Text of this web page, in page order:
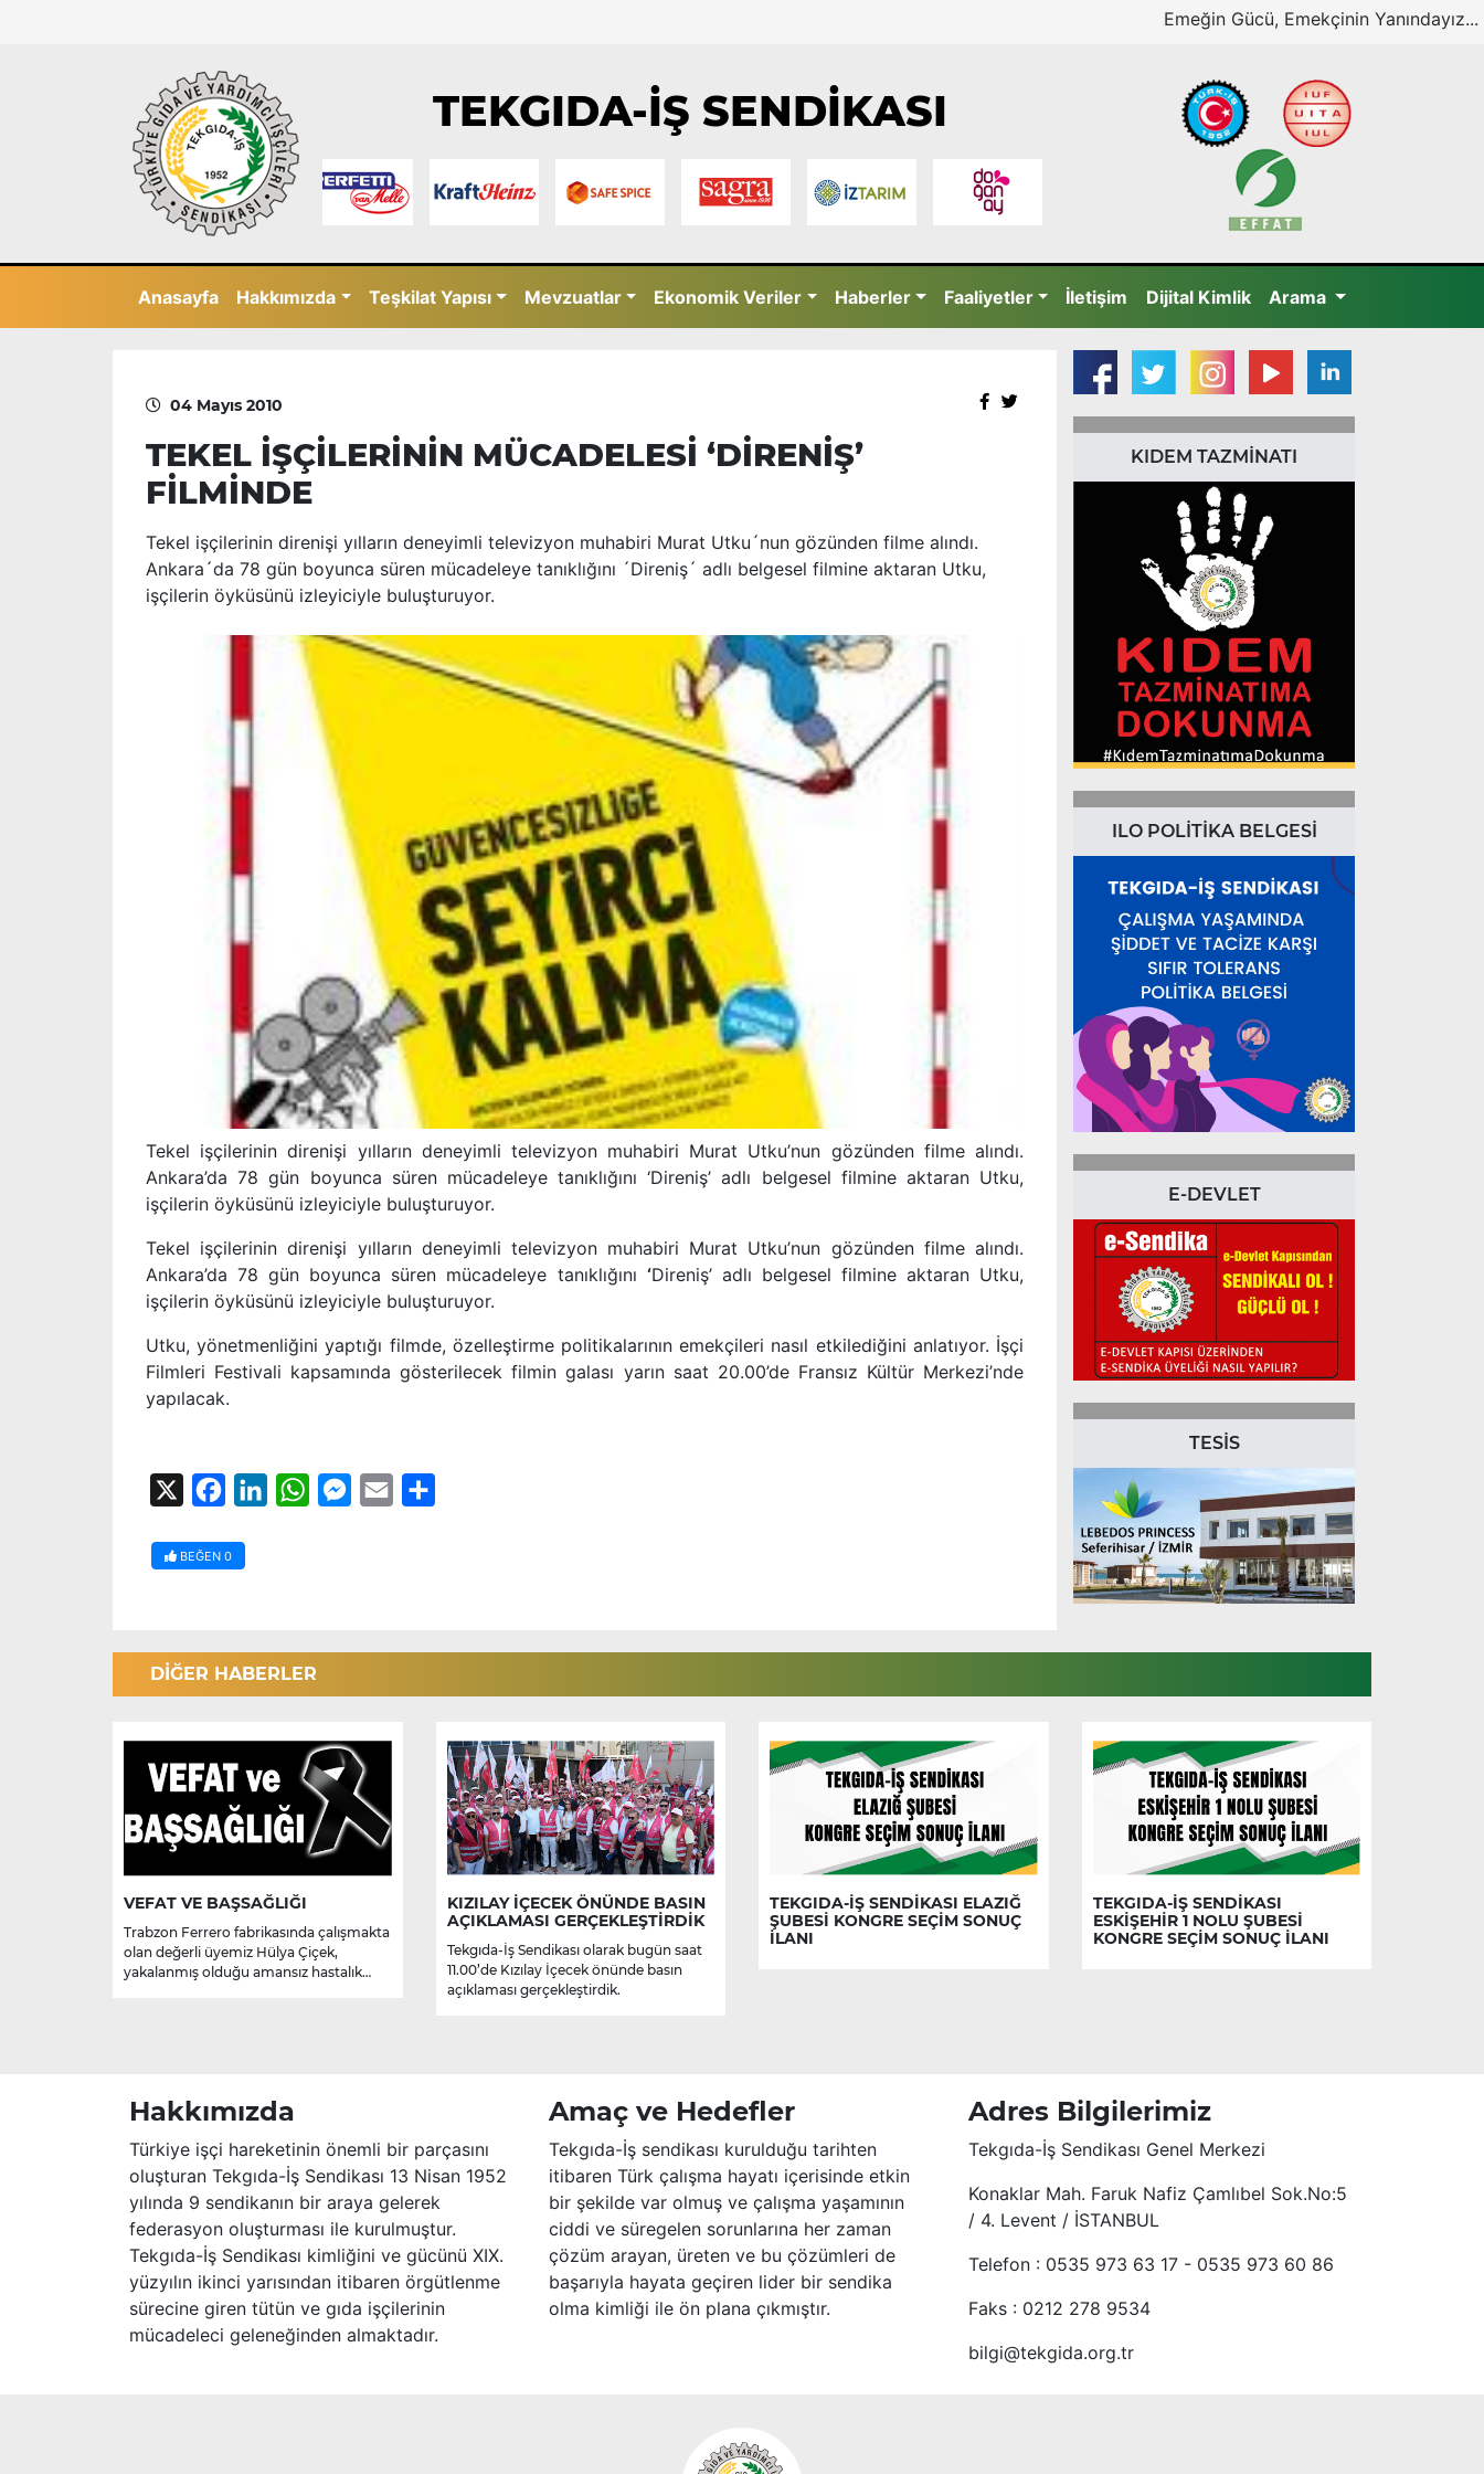
Emeğin Gücü, Emekçinin Yanındayız...
TEKGIDA-İŞ SENDİKASI
Anasayfa Hakkımızda Teşkilat Yapısı Mevzuatlar Ekonomik Veriler Haberler Faaliyetler İletişim Dijital Kimlik Arama
04 Mayıs 2010
TEKEL İŞÇİLERİNİN MÜCADELESİ ‘DİRENİŞ’
FİLMİNDE
Tekel işçilerinin direnişi yılların deneyimli televizyon muhabiri Murat Utku´nun gözünden filme alındı.
Ankara´da 78 gün boyunca süren mücadeleye tanıklığını ´Direniş´ adlı belgesel filmine aktaran Utku,
işçilerin öyküsünü izleyiciyle buluşturuyor.
Tekel işçilerinin direnişi yılların deneyimli televizyon muhabiri Murat Utku’nun gözünden filme alındı.
Ankara’da 78 gün boyunca süren mücadeleye tanıklığını ‘Direniş’ adlı belgesel filmine aktaran Utku,
işçilerin öyküsünü izleyiciyle buluşturuyor.
Tekel işçilerinin direnişi yılların deneyimli televizyon muhabiri Murat Utku’nun gözünden filme alındı.
Ankara’da 78 gün boyunca süren mücadeleye tanıklığını ‘Direniş’ adlı belgesel filmine aktaran Utku,
işçilerin öyküsünü izleyiciyle buluşturuyor.
Utku, yönetmenliğini yaptığı filmde, özelleştirme politikalarının emekçileri nasıl etkilediğini anlatıyor. İşçi
Filmleri Festivali kapsamında gösterilecek filmin galası yarın saat 20.00’de Fransız Kültür Merkezi’nde
yapılacak.
FacebookLinkedInWhatsAppMessenger
Email
BEĞEN 0
KIDEM TAZMİNATI
ILO POLİTİKA BELGESİ
E-DEVLET
TESİS
DİĞER HABERLER
VEFAT VE BAŞSAĞLIĞI
Trabzon Ferrero fabrikasında çalışmakta
olan değerli üyemiz Hülya Çiçek,
yakalanmış olduğu amansız hastalık
KIZILAY İÇECEK ÖNÜNDE BASIN
AÇIKLAMASI GERÇEKLEŞTİRDİK
Tekgıda-İş Sendikası olarak bugün saat
11.00’de Kızılay İçecek önünde basın
açıklaması gerçekleştirdik.
TEKGIDA-İŞ SENDİKASI ELAZIĞ
ŞUBESİ KONGRE SEÇİM SONUÇ
İLANI
TEKGIDA-İŞ SENDİKASI
ESKİŞEHİR 1 NOLU ŞUBESİ
KONGRE SEÇİM SONUÇ İLANI
Hakkımızda
Türkiye işçi hareketinin önemli bir parçasını
oluşturan Tekgıda-İş Sendikası 13 Nisan 1952
yılında 9 sendikanın bir araya gelerek
federasyon oluşturması ile kurulmuştur.
Tekgıda-İş Sendikası kimliğini ve gücünü XIX.
yüzyılın ikinci yarısından itibaren örgütlenme
sürecine giren tütün ve gıda işçilerinin
mücadeleci geleneğinden almaktadır.
Amaç ve Hedefler
Tekgıda-İş sendikası kurulduğu tarihten
itibaren Türk çalışma hayatı içerisinde etkin
bir şekilde var olmuş ve çalışma yaşamının
ciddi ve süregelen sorunlarına her zaman
çözüm arayan, üreten ve bu çözümleri de
başarıyla hayata geçiren lider bir sendika
olma kimliği ile ön plana çıkmıştır.
Adres Bilgilerimiz
Tekgıda-İş Sendikası Genel Merkezi
Konaklar Mah. Faruk Nafiz Çamlıbel Sok.No:5
/ 4. Levent / İSTANBUL
Telefon : 0535 973 63 17 - 0535 973 60 86
Faks : 0212 278 9534
bilgi@tekgida.org.tr